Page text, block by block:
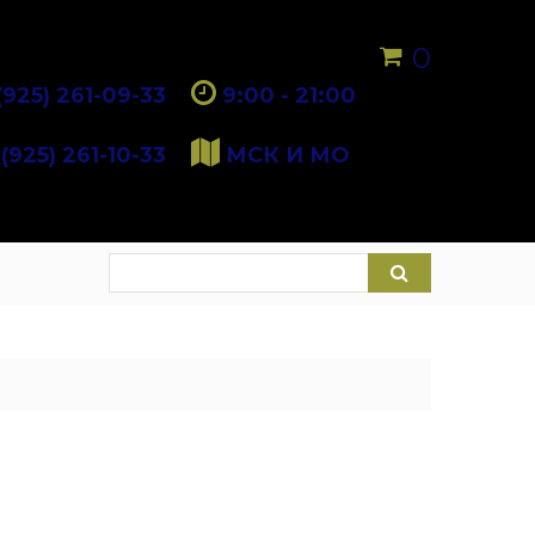
0
261-09-33 9:00 - 21:00
261-10-33 МСК И МО